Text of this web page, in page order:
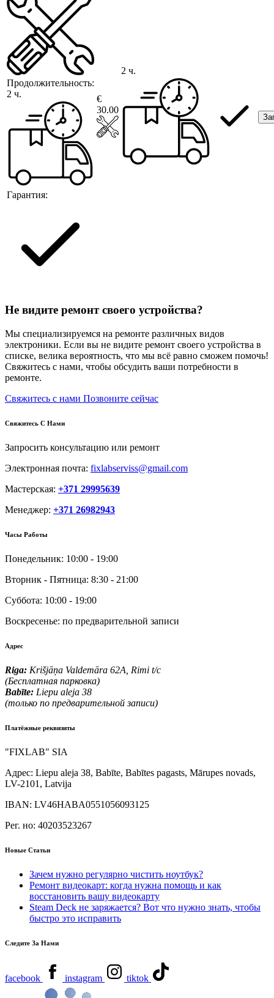
Продолжительность:
2 ч.
Гарантия:
€
30.00
2 ч.
Не видите ремонт своего устройства?
Мы специализируемся на ремонте различных видов
электроники. Если вы не видите ремонт своего устройства в
списке, велика вероятность, что мы всё равно сможем помочь!
Свяжитесь с нами, чтобы обсудить ваши потребности в
ремонте.
Свяжитесь с нами Позвоните сейчас
Свяжитесь С Нами
Запросить консультацию или ремонт
Электронная почта: fixlabserviss@gmail.com
Мастерская: +371 29995639
Менеджер: +371 26982943
Часы Работы
Понедельник: 10:00 - 19:00
Вторник - Пятница: 8:30 - 21:00
Суббота: 10:00 - 19:00
Воскресенье: по предварительной записи
Адрес
Riga: Krišjāņa Valdemāra 62A, Rimi t/c
(Бесплатная парковка)
Babīte: Liepu aleja 38
(только по предварительной записи)
Платёжные реквизиты
"FIXLAB" SIA
Адрес: Liepu aleja 38, Babīte, Babītes pagasts, Mārupes novads,
LV-2101, Latvija
IBAN: LV46HABA0551056093125
Рег. но: 40203523267
Новые Статьи
Зачем нужно регулярно чистить ноутбук?
Ремонт видеокарт: когда нужна помощь и как
восстановить вашу видеокарту
Steam Deck не заряжается? Вот что нужно знать, чтобы
быстро это исправить
Следите За Нами
facebook instagram tiktok